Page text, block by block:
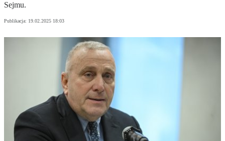
Sejmu.
Publikacja: 19.02.2025 18:03